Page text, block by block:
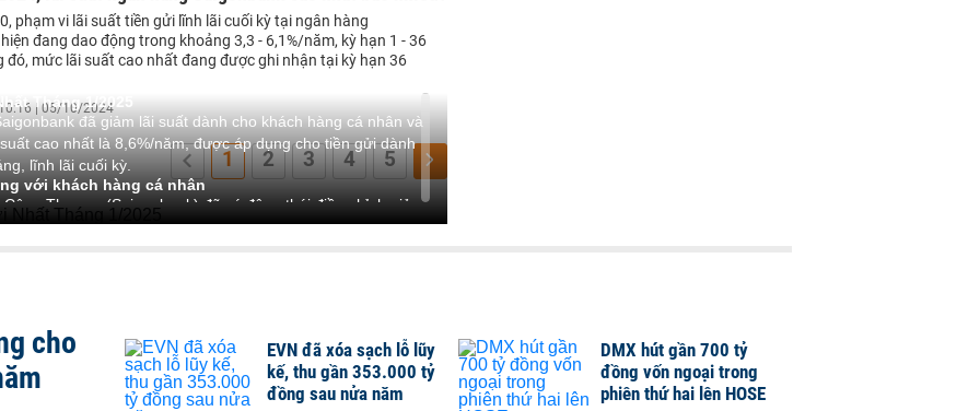
phạm vi lãi suất tiền gửi lĩnh lãi cuối kỳ tại ngân hàng
đang dao động trong khoảng 3,3 - 6,1%/năm, kỳ hạn 1 - 36
đó, mức lãi suất cao nhất đang được ghi nhận tại kỳ hạn 36
10:16 | 05/10/2024
1 2 3 4 5
Tháng 1/2025
đã giảm lãi suất dành cho khách hàng cá nhân và
cao nhất là 8,6%/năm, được áp dụng cho tiền gửi dành
lĩnh lãi cuối kỳ.
với khách hàng cá nhân
Thương (Saigonbank) đã có động thái điều chỉnh giảm
Theo đó, mức lãi suất tiền gửi giảm 0,5 - 1%/năm đối
0,5 - 1 điểm % so với tháng trước xuống còn 5,5 -
36 tháng, lĩnh lãi cuối kỳ.
3 tháng, 4 tháng và 5 tháng có lãi suất cùng giảm 0,5
tháng trước.
và 8 tháng cùng giảm 1 điểm % xuống cùng mức
và 11 tháng với mức lãi suất 8%/năm, giảm 0,9 điểm %.
được ngân hàng ấn định với mức lãi suất lần lượt là
cho
EVN đã xóa sạch lỗ lũy
kế, thu gần 353.000 tỷ
đồng sau nửa năm
DMX hút gần 700 tỷ
đồng vốn ngoại trong
phiên thứ hai lên HOSE